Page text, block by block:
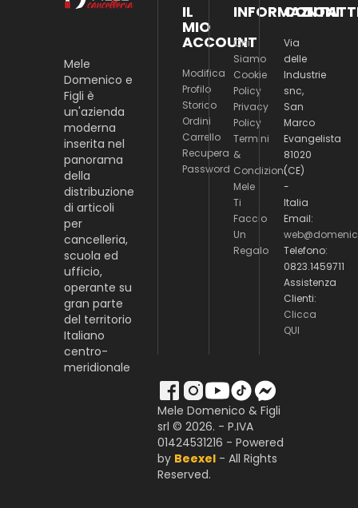
Mele
Domenico e
Figli è
un'azienda
moderna
inserita nel
panorama
della
distribuzione
di articoli
per
cancelleria,
scuola ed
ufficio,
operante su
gran parte
del territorio
Italiano
centro-
meridionale
IL
MIO
ACCOUNT
Modifica
Profilo
Storico
Ordini
Carrello
Recupera
Password
INFORMAZIONI
Chi
Siamo
Cookie
Policy
Privacy
Policy
Termini
&
Condizioni
Mele
Ti
Faccio
Un
Regalo
Via
delle
Industrie
snc,
San
Marco
Evangelista
81020
(CE)
-
Italia
Email:
Telefono:
0823.1459711
Assistenza
Clienti:
Clicca
QUI
Mele Domenico & Figli
srl © 2026. - P.IVA
01424531216 - Powered
by Beexel- All Rights
Reserved.